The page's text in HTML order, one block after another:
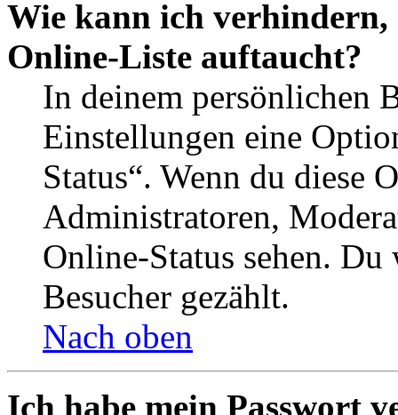
Wie kann ich verhindern,
Online-Liste auftaucht?
In deinem persönlichen
Einstellungen eine
Status“. Wenn du diese
Administratoren,
Online-Status sehen.
Besucher gezählt.
Nach oben
Ich habe mein Passwort